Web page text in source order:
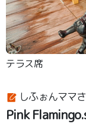
テラス席
しふぉんママ
Pink